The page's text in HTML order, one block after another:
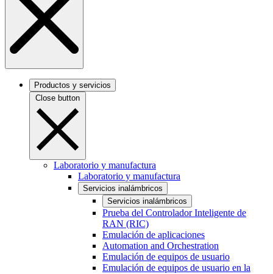
Productos y servicios
Close button
Laboratorio y manufactura
Laboratorio y manufactura
Servicios inalámbricos
Servicios inalámbricos
Prueba del Controlador Inteligente de
RAN (RIC)
Emulación de aplicaciones
Automation and Orchestration
Emulación de equipos de usuario
Emulación de equipos de usuario en la